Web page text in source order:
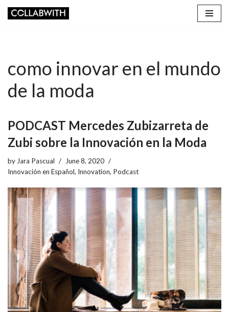
como innovar en el mundo
de la moda
PODCAST Mercedes Zubizarreta de
Zubi sobre la Innovación en la Moda
by Jara Pascual
June 8, 2020
Innovación en Español, Innovation, Podcast